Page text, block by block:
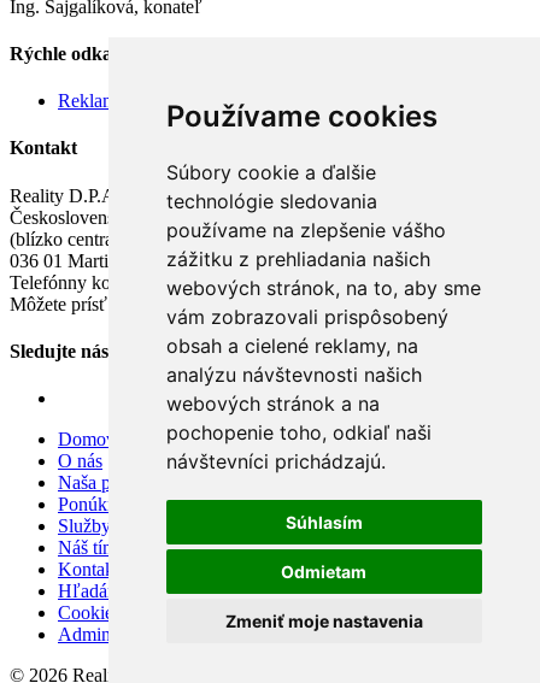
Používame cookies
Súbory cookie a ďalšie
technológie sledovania
používame na zlepšenie vášho
zážitku z prehliadania našich
webových stránok, na to, aby sme
vám zobrazovali prispôsobený
obsah a cielené reklamy, na
analýzu návštevnosti našich
webových stránok a na
pochopenie toho, odkiaľ naši
návštevníci prichádzajú.
Súhlasím
Odmietam
Zmeniť moje nastavenia
Ing. Šajgalíková, konateľ
Rýchle odkazy
Reklamačný poriadok
Kontakt
Reality D.P.A.
Československej armády 8B
(blízko centra, k dispozícii bezplatné parkovanie)
036 01 Martin
Telefónny kontakt: + 421 903 919 720
Môžete prísť aj s detičkami, k dispozícii detský kútik
Sledujte nás
Domov
O nás
Naša ponuka
Ponúknite nám
Služby
Náš tím
Kontakt
Hľadáme pre klienta
Cookies
Admin
© 2026 Reality D.P.A.